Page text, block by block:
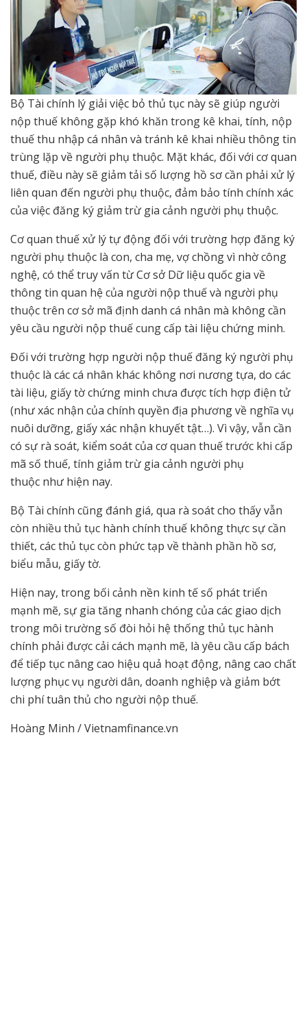
Bộ Tài chính lý giải việc bỏ thủ tục này sẽ giúp người
nộp thuế không gặp khó khăn trong kê khai, tính, nộp
thuế thu nhập cá nhân và tránh kê khai nhiều thông tin
trùng lặp về người phụ thuộc. Mặt khác, đối với cơ quan
thuế, điều này sẽ giảm tải số lượng hồ sơ cần phải xử lý
liên quan đến người phụ thuộc, đảm bảo tính chính xác
của việc đăng ký giảm trừ gia cảnh người phụ thuộc.
Cơ quan thuế xử lý tự động đối với trường hợp đăng ký
người phụ thuộc là con, cha mẹ, vợ chồng vì nhờ công
nghệ, có thể truy vấn từ Cơ sở Dữ liệu quốc gia về
thông tin quan hệ của người nộp thuế và người phụ
thuộc trên cơ sở mã định danh cá nhân mà không cần
yêu cầu người nộp thuế cung cấp tài liệu chứng minh.
Đối với trường hợp người nộp thuế đăng ký người phụ
thuộc là các cá nhân khác không nơi nương tựa, do các
tài liệu, giấy tờ chứng minh chưa được tích hợp điện tử
(như xác nhận của chính quyền địa phương về nghĩa vụ
nuôi dưỡng, giấy xác nhận khuyết tật…). Vì vậy, vẫn cần
có sự rà soát, kiểm soát của cơ quan thuế trước khi cấp
mã số thuế, tính giảm trừ gia cảnh người phụ
thuộc như hiện nay.
Bộ Tài chính cũng đánh giá, qua rà soát cho thấy vẫn
còn nhiều thủ tục hành chính thuế không thực sự cần
thiết, các thủ tục còn phức tạp về thành phần hồ sơ,
biểu mẫu, giấy tờ.
Hiện nay, trong bối cảnh nền kinh tế số phát triển
mạnh mẽ, sự gia tăng nhanh chóng của các giao dịch
trong môi trường số đòi hỏi hệ thống thủ tục hành
chính phải được cải cách mạnh mẽ, là yêu cầu cấp bách
để tiếp tục nâng cao hiệu quả hoạt động, nâng cao chất
lượng phục vụ người dân, doanh nghiệp và giảm bớt
chi phí tuân thủ cho người nộp thuế.
Hoàng Minh / Vietnamfinance.vn